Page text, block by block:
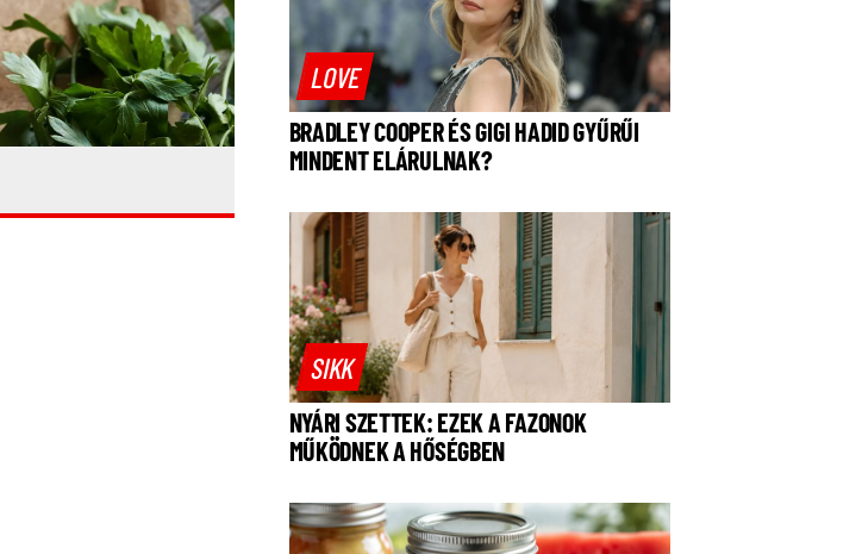
LOVE
BRADLEY COOPER ÉS GIGI HADID GYŰRŰI
MINDENT ELÁRULNAK?
SIKK
NYÁRI SZETTEK: EZEK A FAZONOK
MŰKÖDNEK A HŐSÉGBEN